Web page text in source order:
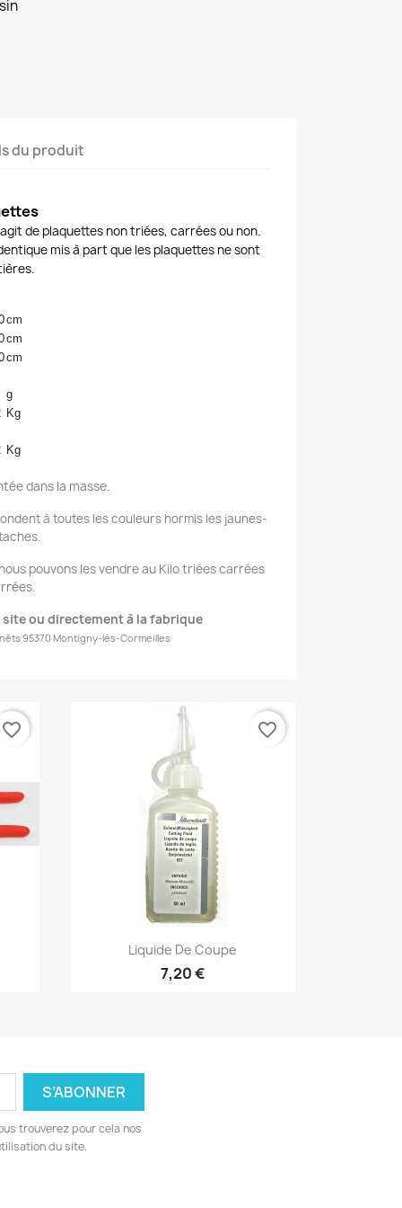
du produit
de plaquettes non triées, carrées ou non.
mis à part que les plaquettes ne sont
cm
cm
cm
g
Kg
Kg
dans la masse.
à toutes les couleurs hormis les jaunes-
pouvons les vendre au Kilo triées carrées
site ou directement à la fabrique
95370 Montigny-lès-Cormeilles
favorite_border
Aperçu rapide
Liquide De Coupe
7,20 €
favorite_border
trouverez pour cela nos
du site.